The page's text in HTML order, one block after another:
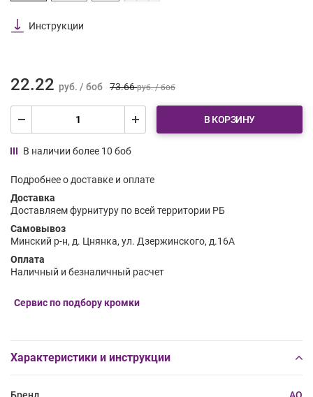
Инструкции
22.22 руб. / боб 73.66руб. / боб
В КОРЗИНУ
В наличии более 10 боб
Подробнее о доставке и оплате
Доставка
Доставляем фурнитуру по всей территории РБ
Самовывоз
Минский р-н, д. Цнянка, ул. Дзержинского, д.16А
Оплата
Наличный и безналичный расчет
Сервис по подбору кромки
Характеристики и инструкции
Бренд
AQ